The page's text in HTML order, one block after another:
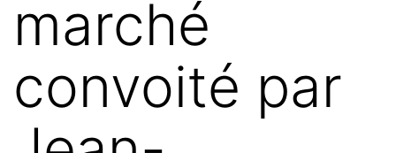
marché
convoité par